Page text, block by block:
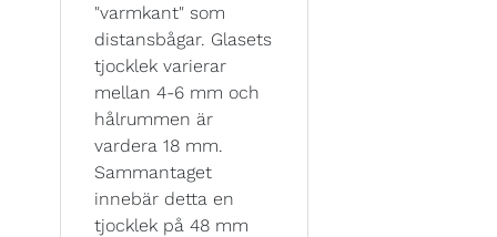
"varmkant" som
distansbågar. Glasets
tjocklek varierar
mellan 4-6 mm och
hålrummen är
vardera 18 mm.
Sammantaget
innebär detta en
tjocklek på 48 mm